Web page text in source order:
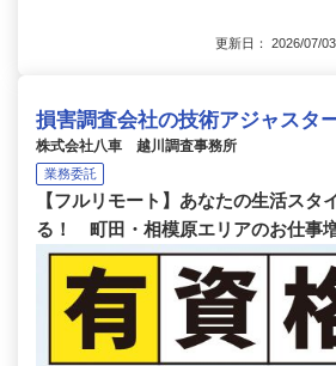
更新日： 2026/07/
損害調査会社の技術アジャスタ
株式会社八車 越川調査事務所
業務委託
【フルリモート】あなたの生活スタ
る！ 町田・相模原エリアのお仕事